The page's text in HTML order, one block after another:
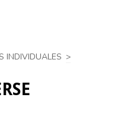
INDIVIDUALES >